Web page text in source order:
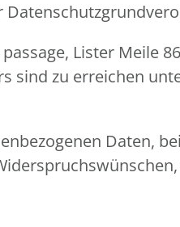
Lister Meile
sind zu erreichen
Daten,